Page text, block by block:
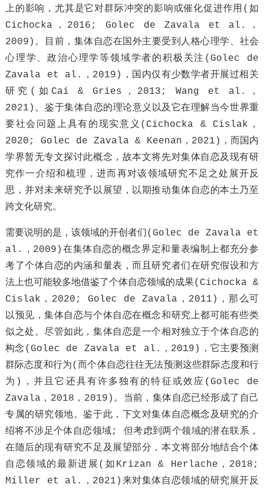
上的影响，尤其是它对群际冲突的影响或催化促进作用(如
Cichocka，2016; Golec de Zavala et al.，
2009)。目前，集体自恋在国外主要受到人格心理学、社会
心理学、政治心理学等领域学者的积极关注(Golec de
Zavala et al.，2019)，国内仅有少数学者开展过相关
研究(如Cai & Gries，2013; Wang et al.，
2021)。鉴于集体自恋的理论意义以及它在理解当今世界重
要社会问题上具有的现实意义(Cichocka & Cislak，
2020; Golec de Zavala & Keenan，2021)，而国内
学界暂无专文探讨此概念，故本文将先对集体自恋及现有研
究作一介绍和梳理，进而再对该领域研究不足之处展开反
思，并对未来研究予以展望，以期推动集体自恋的本土乃至
跨文化研究。
需要说明的是，该领域的开创者们(Golec de Zavala et
al.，2009)在集体自恋的概念界定和量表编制上都充分参
考了个体自恋的内涵和量表，而且研究者们在研究假设和方
法上也可能较多地借鉴了个体自恋领域的成果(Cichocka &
Cislak，2020; Golec de Zavala，2011)，那么可
以预见，集体自恋与个体自恋在概念和研究上都可能有些类
似之处。尽管如此，集体自恋是一个相对独立于个体自恋的
构念(Golec de Zavala et al.，2019)，它主要预测
群际态度和行为(而个体自恋往往无法预测这些群际态度和行
为)，并且它还具有许多独有的特征或效应(Golec de
Zavala，2018，2019)。当前，集体自恋已经形成了自己
专属的研究领地。鉴于此，下文对集体自恋概念及研究的介
绍将不涉足个体自恋领域; 但考虑到两个领域的潜在联系，
在随后的现有研究不足及展望部分，本文将部分地结合个体
自恋领域的最新进展(如Krizan & Herlache，2018;
Miller et al.，2021)来对集体自恋领域的研究展开反